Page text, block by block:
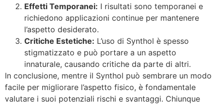
Effetti Temporanei: I risultati sono temporanei e
richiedono applicazioni continue per mantenere
l’aspetto desiderato.
Critiche Estetiche: L’uso di Synthol è spesso
stigmatizzato e può portare a un aspetto
innaturale, causando critiche da parte di altri.
In conclusione, mentre il Synthol può sembrare un modo
facile per migliorare l’aspetto fisico, è fondamentale
valutare i suoi potenziali rischi e svantaggi. Chiunque